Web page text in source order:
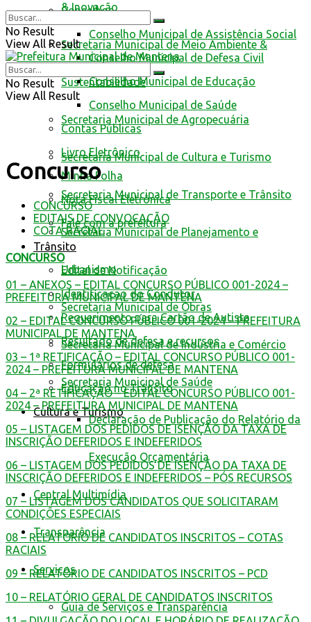
Conselhos
Conselho Municipal de Assistência Social
Conselho Municipal de Defesa Civil
Conselho Municipal de Educação
Conselho Municipal de Saúde
Contas Públicas
Livro Eletrônico
Minha Folha
Nota Fiscal Eletrônica
Fale com a prefeitura
Trânsito
Edital de Notificação
Identificacao do Condutor
Requerimento para Cartão de Autista
Resultado de defesa e recursos
Formulários de defesa
Educação no Trânsito
Cultura e Turismo
& Inovação
Secretaria Municipal de Meio Ambiente &
Sustentabilidade
Secretaria Municipal de Agropecuária
Secretaria Municipal de Cultura e Turismo
Secretaria Municipal de Transporte e Trânsito
Secretaria Municipal de Planejamento e
Urbanismo
Secretaria Municipal de Obras
Secretaria Municipal de Indústria e Comércio
Secretaria Municipal de Saúde
Declaração de Publicação do Relatório da
Execução Orçamentária
Central Multimídia
Transparência
Serviços
Guia de Serviços e Transparência
No Result
View All Result
No Result
View All Result
Concurso
CONCURSO
EDITAIS DE CONVOCAÇÃO
COTA RACIAL
CONCURSO
01 – ANEXOS – EDITAL CONCURSO PÚBLICO 001-2024 –
PREFEITURA MUNICIPAL DE MANTENA
02 – EDITAL CONCURSO PÚBLICO 001-2024 – PREFEITURA
MUNICIPAL DE MANTENA
03 – 1ª RETIFICAÇÃO – EDITAL CONCURSO PÚBLICO 001-
2024 – PREFEITURA MUNICIPAL DE MANTENA
04 – 2ª RETIFICAÇÃO – EDITAL CONCURSO PÚBLICO 001-
2024 – PREFEITURA MUNICIPAL DE MANTENA
05 – LISTAGEM DOS PEDIDOS DE ISENÇÃO DA TAXA DE
INSCRIÇÃO DEFERIDOS E INDEFERIDOS
06 – LISTAGEM DOS PEDIDOS DE ISENÇÃO DA TAXA DE
INSCRIÇÃO DEFERIDOS E INDEFERIDOS – PÓS RECURSOS
07 – LISTAGEM DOS CANDIDATOS QUE SOLICITARAM
CONDIÇÕES ESPECIAIS
08 – RELATÓRIO DE CANDIDATOS INSCRITOS – COTAS
RACIAIS
09 – RELATÓRIO DE CANDIDATOS INSCRITOS – PCD
10 – RELATÓRIO GERAL DE CANDIDATOS INSCRITOS